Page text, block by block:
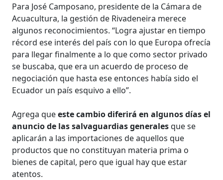
Para José Camposano, presidente de la Cámara de
Acuacultura, la gestión de Rivadeneira merece
algunos reconocimientos. “Logra ajustar en tiempo
récord ese interés del país con lo que Europa ofrecía
para llegar finalmente a lo que como sector privado
se buscaba, que era un acuerdo de proceso de
negociación que hasta ese entonces había sido el
Ecuador un país esquivo a ello”.
Agrega queeste cambio diferirá en algunos días el
anuncio de las salvaguardias generalesque se
aplicarán a las importaciones de aquellos que
productos que no constituyan materia prima o
bienes de capital, pero que igual hay que estar
atentos.